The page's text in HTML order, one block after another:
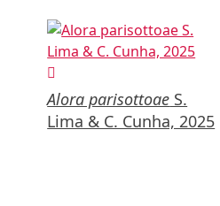
Alora parisottoae S.
Lima & C. Cunha, 2025